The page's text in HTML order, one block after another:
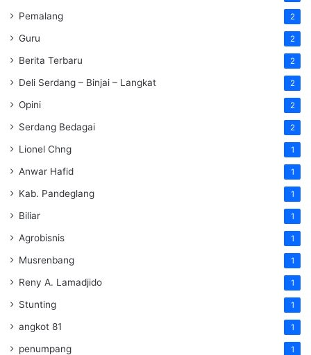
Pemalang 2
Guru 2
Berita Terbaru 2
Deli Serdang – Binjai – Langkat 2
Opini 2
Serdang Bedagai 2
Lionel Chng 1
Anwar Hafid 1
Kab. Pandeglang 1
Biliar 1
Agrobisnis 1
Musrenbang 1
Reny A. Lamadjido 1
Stunting 1
angkot 81 1
penumpang 1